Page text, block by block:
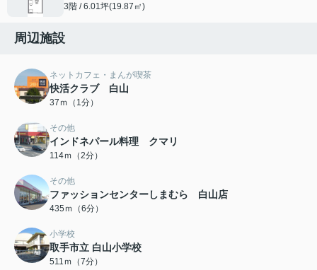
3階 / 6.01坪(19.87㎡)
周辺施設
ネットカフェ・まんが喫茶
快活クラブ 白山
37ｍ（1分）
その他
インドネパール料理 クマリ
114ｍ（2分）
その他
ファッションセンターしまむら 白山店
435ｍ（6分）
小学校
取手市立 白山小学校
511ｍ（7分）